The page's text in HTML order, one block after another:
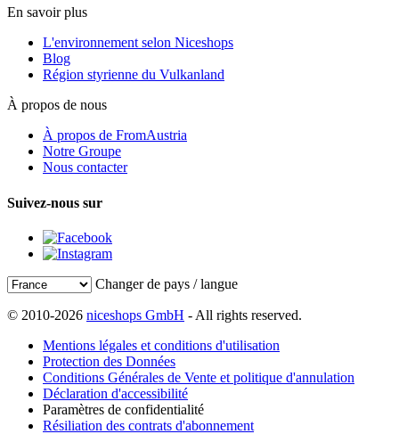
En savoir plus
L'environnement selon Niceshops
Blog
Région styrienne du Vulkanland
À propos de nous
À propos de FromAustria
Notre Groupe
Nous contacter
Suivez-nous sur
Changer de pays / langue
© 2010-2026 niceshops GmbH - All rights reserved.
Mentions légales et conditions d'utilisation
Protection des Données
Conditions Générales de Vente et politique d'annulation
Déclaration d'accessibilité
Paramètres de confidentialité
Résiliation des contrats d'abonnement